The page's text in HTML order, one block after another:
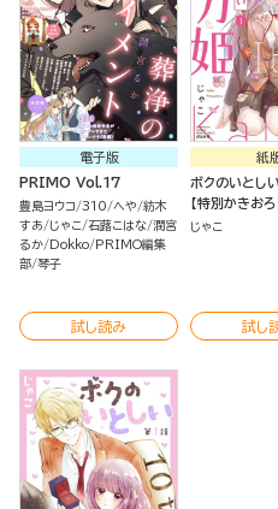
電子版
PRIMO Vol.17
豊島ヨウコ 310 へや 紡木
すあ
じゃこ 石蕗こはな 潤宮
るか
Dokko
PRIMO編集
部 琴子
試し読み
紙
ボクのいとし
【特別かきお
子限定ペーパー
じゃこ
試し